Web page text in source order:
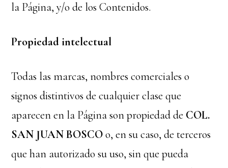
la Página, y/o de los Contenidos.
Propiedad intelectual
Todas las marcas, nombres comerciales o
signos distintivos de cualquier clase que
aparecen en la Página son propiedad de COL.
SAN JUAN BOSCOo, en su caso, de terceros
que han autorizado su uso, sin que pueda